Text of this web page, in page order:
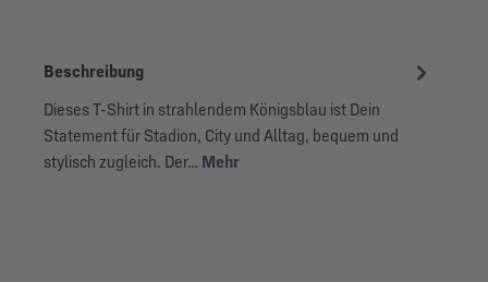
Beschreibung
Dieses T-Shirt in strahlendem Königsblau ist Dein
Statement für Stadion, City und Alltag, bequem und
stylisch zugleich. Der… Mehr